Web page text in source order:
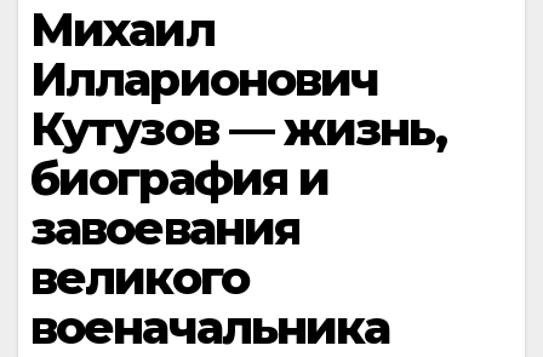
Михаил
Илларионович
Кутузов — жизнь,
биография и
завоевания
великого
военачальника